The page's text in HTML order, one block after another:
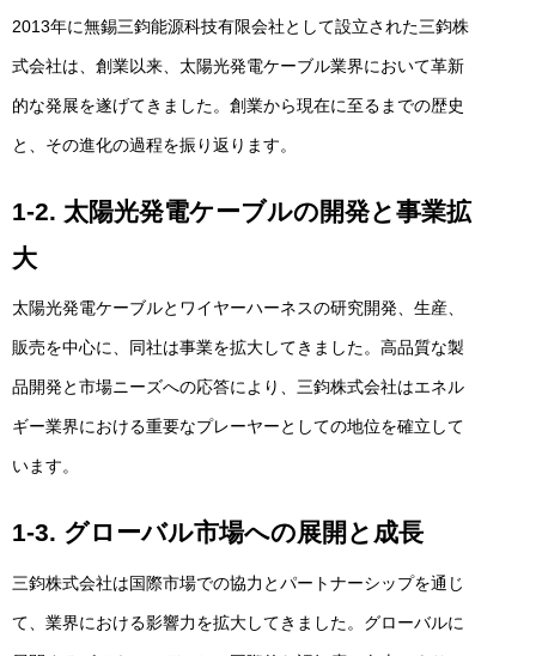
2013年に無錫三鈞能源科技有限会社として設立された三鈞株
式会社は、創業以来、太陽光発電ケーブル業界において革新
的な発展を遂げてきました。創業から現在に至るまでの歴史
と、その進化の過程を振り返ります。
1-2. 太陽光発電ケーブルの開発と事業拡
大
太陽光発電ケーブルとワイヤーハーネスの研究開発、生産、
販売を中心に、同社は事業を拡大してきました。高品質な製
品開発と市場ニーズへの応答により、三鈞株式会社はエネル
ギー業界における重要なプレーヤーとしての地位を確立して
います。
1-3. グローバル市場への展開と成長
三鈞株式会社は国際市場での協力とパートナーシップを通じ
て、業界における影響力を拡大してきました。グローバルに